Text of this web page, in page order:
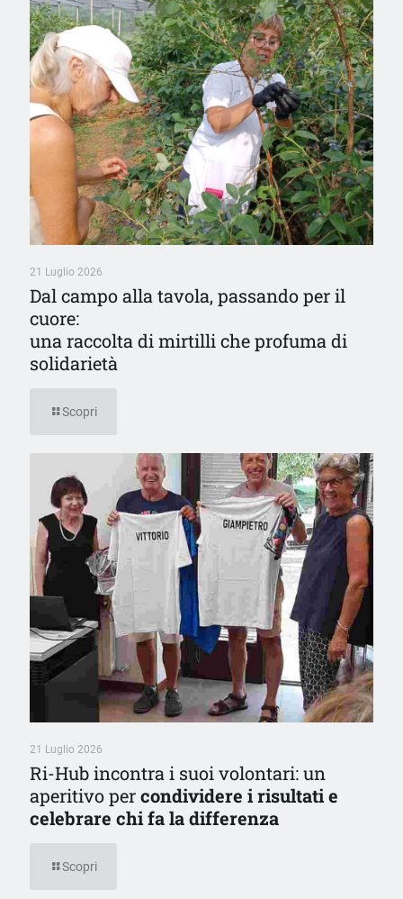
21 Luglio 2026
Dal campo alla tavola, passando per il
cuore:
una raccolta di mirtilli che profuma di
solidarietà
Scopri
21 Luglio 2026
Ri-Hub incontra i suoi volontari: un
aperitivo percondividere i risultati e
celebrare chi fa la differenza
Scopri